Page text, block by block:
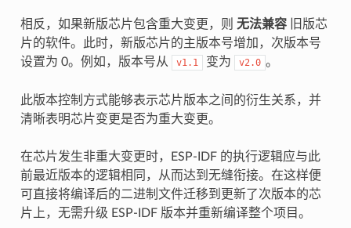
相反，如果新版芯片包含重大变更，则 无法兼容旧版芯
片的软件。此时，新版芯片的主版本号增加，次版本号
设置为 0。例如，版本号从
v1.1 变为 v2.0 。
此版本控制方式能够表示芯片版本之间的衍生关系，并
清晰表明芯片变更是否为重大变更。
在芯片发生非重大变更时，ESP-IDF 的执行逻辑应与此
前最近版本的逻辑相同，从而达到无缝衔接。在这样便
可直接将编译后的二进制文件迁移到更新了次版本的芯
片上，无需升级 ESP-IDF 版本并重新编译整个项目。